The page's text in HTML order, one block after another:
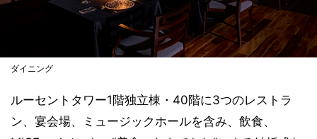
ダイニング
ルーセントタワー1階独立棟・40階に3つのレストラ
ン、宴会場、ミュージックホールを含み、飲食、